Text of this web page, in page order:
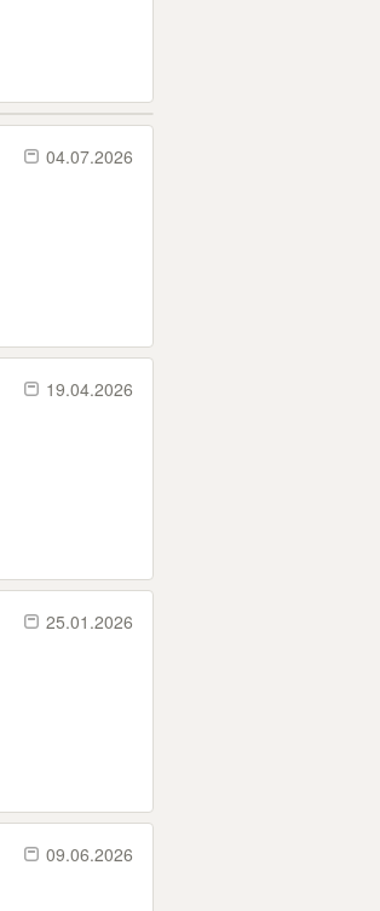
04.07.2026
19.04.2026
25.01.2026
09.06.2026